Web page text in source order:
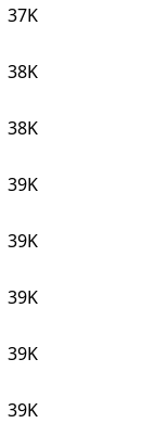
37K
38K
38K
39K
39K
39K
39K
39K